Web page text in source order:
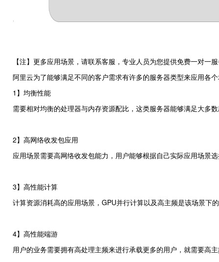
【注】更多应用场景，请联系客服，专业人员为您提供免费一对一
阿里云为了能够满足不同的客户需求有许多的服务器类型来应用各
1】均衡性能
需要相对均衡的处理器与内存资源配比，这类服务器能够满足大多
2】高网络收发包应用
应用场景需要高网络收发包能力，用户能够根据自己实际应用场景
3】高性能计算
计算资源消耗高的应用场景，GPU并行计算以及高主频是该场景下
4】高性能端游
用户的业务需要拥有高处理主频来进行承载更多的用户，就需要高